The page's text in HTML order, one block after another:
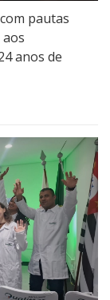
pautas
anos de